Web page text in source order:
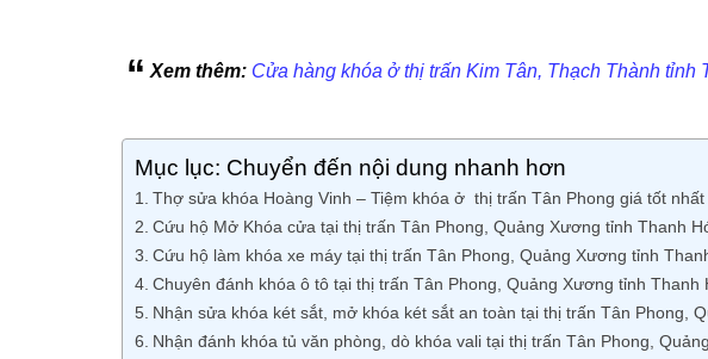
Xem thêm: Cửa hàng khóa ở thị trấn Kim Tân, Thạch Thành tỉnh
Mục lục: Chuyển đến nội dung nhanh hơn
Thợ sửa khóa Hoàng Vinh – Tiệm khóa ở thị trấn Tân Phong giá tốt nhất
Cứu hộ Mở Khóa cửa tại thị trấn Tân Phong, Quảng Xương tỉnh Thanh
Cứu hộ làm khóa xe máy tại thị trấn Tân Phong, Quảng Xương tỉnh
Chuyên đánh khóa ô tô tại thị trấn Tân Phong, Quảng Xương tỉnh Thanh
Nhận sửa khóa két sắt, mở khóa két sắt an toàn tại thị trấn Tân Phong,
Nhận đánh khóa tủ văn phòng, dò khóa vali tại thị trấn Tân Phong,